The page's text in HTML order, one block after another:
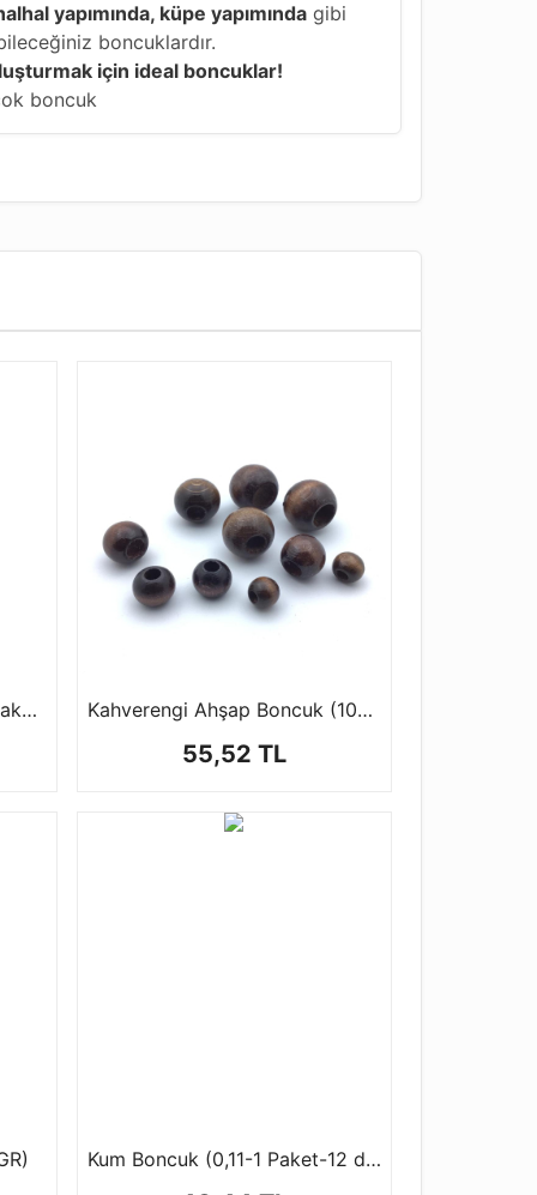
yapımında, küpe yapımındagibi
boncuklardır.
için ideal boncuklar!
boncuk
Emzik Boncuk Çeşitleri (1 paket-50 gr) Kahverengi Ahşap Boncuk (100 Gr)
55,52 TL
Kum Boncuk (0,11-1 Paket-12 dizi)